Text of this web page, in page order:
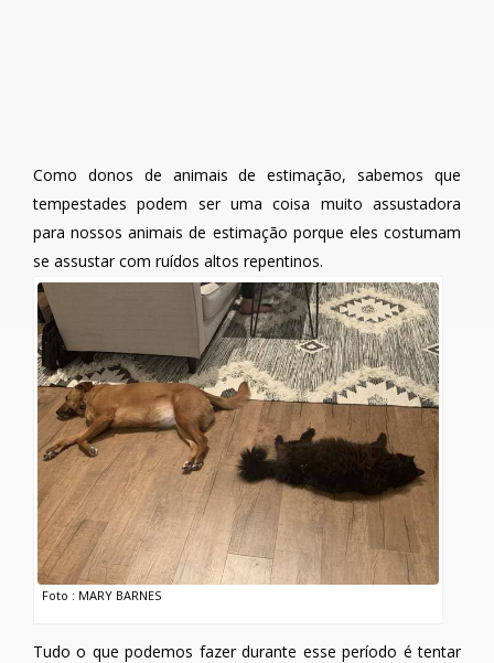
Como donos de animais de estimação, sabemos que
tempestades podem ser uma coisa muito assustadora
para nossos animais de estimação porque eles costumam
se assustar com ruídos altos repentinos.
Foto : MARY BARNES
Tudo o que podemos fazer durante esse período é tentar